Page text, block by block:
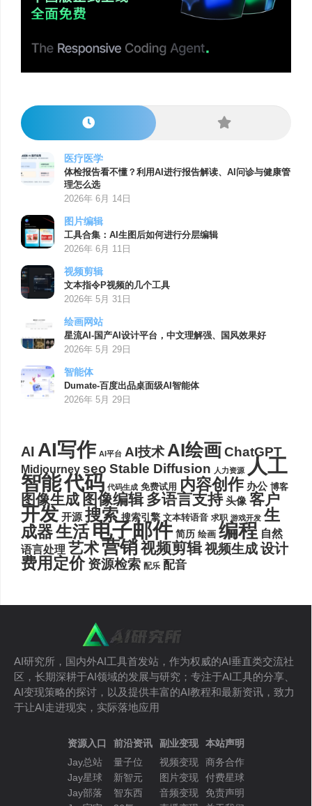
医疗医学
体检报告看不懂？利用AI进行报告解读、AI问诊与健康管
理怎么选
2026年 6月 14日
图片编辑
工具合集：AI生图后如何进行分层编辑
2026年 6月 11日
视频剪辑
文本指令P视频的几个工具
2026年 5月 31日
绘画网站
星流AI-国产AI设计平台，中文理解强、国风效果好
2026年 5月 29日
智能体
Dumate-百度出品桌面级AI智能体
2026年 5月 29日
AI AI写作 AI平台 AI技术AI绘画ChatGPT
Midjourney seo Stable Diffusion 人力资源 人工
智能代码 代码生成 免费试用 内容创作 办公 博客
图像生成 图像编辑 多语言支持 头像 客户
开发 开源 搜索 搜索引擎 文本转语音 求职 游戏开发 生
成器生活电子邮件 简历 绘画 编程 自然
语言处理 艺术营销视频剪辑视频生成设计
费用定价 资源检索 配乐 配音
AI研究所，国内外AI工具首发站，作为权威的AI垂直类交流社
区，长期深耕于AI领域的发展与研究；专注于AI工具的分享、
AI变现策略的探讨，以及提供丰富的AI教程和最新资讯，致力
于让AI走进现实，实际落地应用
资源入口
Jay总站
Jay星球
Jay部落
前沿资讯
量子位
新智元
智东西
副业变现
视频变现
图片变现
音频变现
本站声明
商务合作
付费星球
免责声明